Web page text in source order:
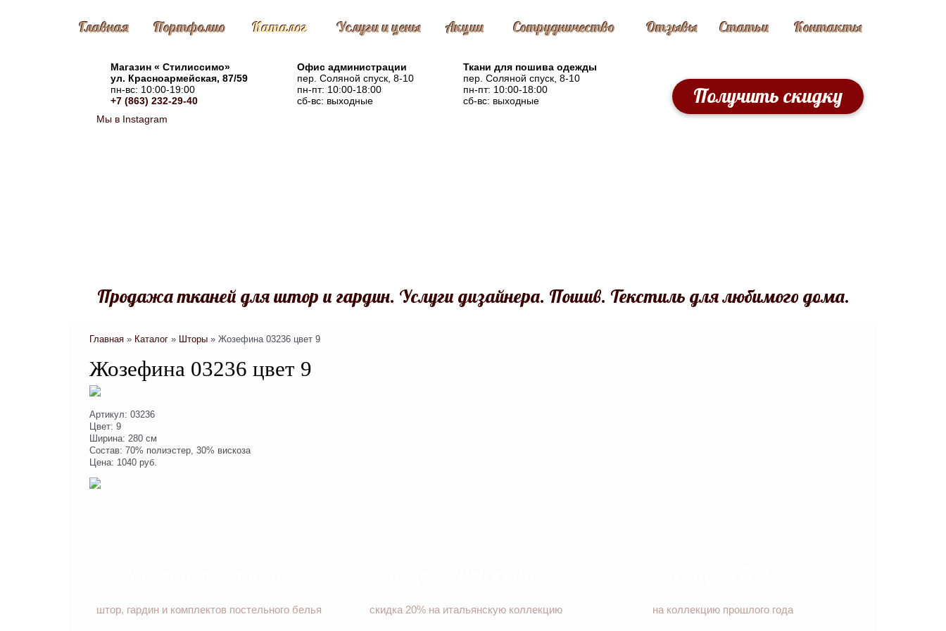
Главная Портфолио Каталог Услуги и цены Акции Сотрудничество Отзывы Статьи Контакты
Магазин « Стилиссимо»
ул. Красноармейская, 87/59
пн-вс: 10:00-19:00
+7 (863) 232-29-40
Мы в Instagram
Офис администрации
пер. Соляной спуск, 8-10
пн-пт: 10:00-18:00
сб-вс: выходные
Ткани для пошива одежды
пер. Соляной спуск, 8-10
пн-пт: 10:00-18:00
сб-вс: выходные
Получить скидку
Продажа тканей для штор и гардин. Услуги дизайнера. Пошив. Текстиль для любимого дома.
Главная » Каталог » Шторы » Жозефина 03236 цвет 9
Жозефина 03236 цвет 9
Артикул: 03236
Цвет: 9
Ширина: 280 см
Состав: 70% полиэстер, 30% вискоза
Цена: 1040 руб.
штор, гардин и комплектов постельного белья скидка 20% на итальянскую коллекцию на коллекцию прошлого года